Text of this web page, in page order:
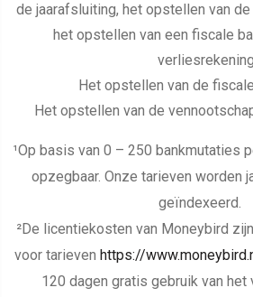
de jaarafsluiting, het opstellen van
het opstellen van een fiscale
verliesrekening
Het opstellen van de
Het opstellen van de
¹Op basis van 0 – 250 bankmutaties
opzegbaar. Onze tarieven worden
geïndexeerd.
²De licentiekosten van Moneybird
voor tarievenhttps://
120 dagen gratis gebruik van het